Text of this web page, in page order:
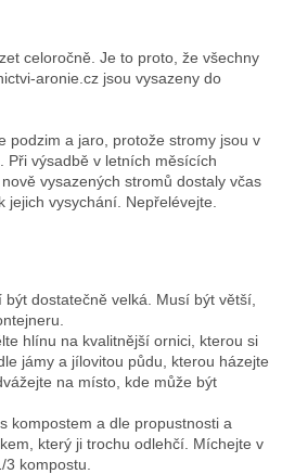
celoročně. Je to proto, že všechny
aronie.cz jsou vysazeny do
podzim a jaro, protože stromy jsou v
Při výsadbě v letních měsících
vysazených stromů dostaly včas
jejich vysychání. Nepřelévejte.
dostatečně velká. Musí být větší,
hlínu na kvalitnější ornici, kterou si
jámy a jílovitou půdu, kterou házejte
na místo, kde může být
kompostem a dle propustnosti a
který ji trochu odlehčí. Míchejte v
kompostu.